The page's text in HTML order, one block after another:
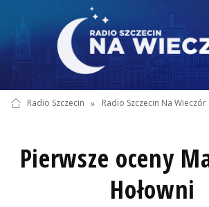
Radio Szczecin » Radio Szczecin Na Wieczór
Pierwsze oceny
Hołowni